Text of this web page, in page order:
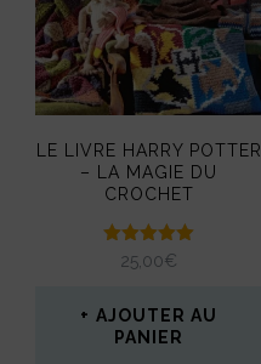
LE LIVRE HARRY POTTER
– LA MAGIE DU
CROCHET
Note
5.00
25,00€
AJOUTER AU
PANIER